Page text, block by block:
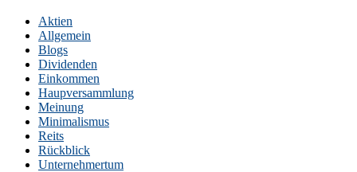
Aktien
Allgemein
Blogs
Dividenden
Einkommen
Haupversammlung
Meinung
Minimalismus
Reits
Rückblick
Unternehmertum